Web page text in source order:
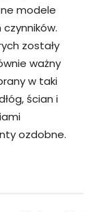
modele
zostały
ważny
w taki
ścian i
ozdobne.